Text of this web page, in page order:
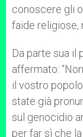
conoscere gli
faide religiose,
Da parte sua il
affermato:
il vostro
state già
sul genocidio
per far sì che